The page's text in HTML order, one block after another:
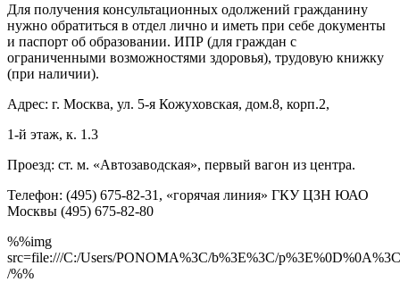
Для получения консультационных одолжений гражданину
нужно обратиться в отдел лично и иметь при себе документы
и паспорт об образовании. ИПР (для граждан с
ограниченными возможностями здоровья), трудовую книжку
(при наличии).
Адрес: г. Москва, ул. 5-я Кожуховская, дом.8, корп.2,
1-й этаж, к. 1.3
Проезд: ст. м. «Автозаводская», первый вагон из центра.
Телефон: (495) 675-82-31, «горячая линия» ГКУ ЦЗН ЮАО
Москвы (495) 675-82-80
%%img
src=file:///C:/Users/PONOMA%3C/b%3E%3C/
/%%